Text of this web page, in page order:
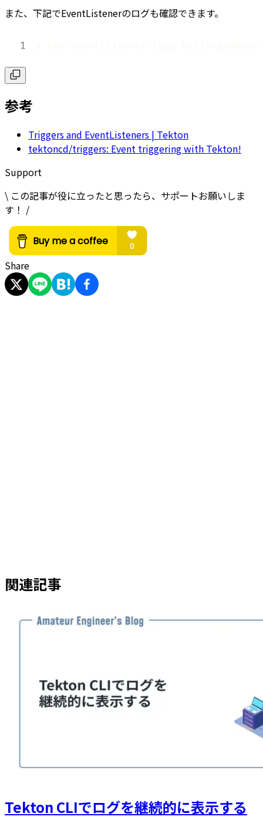
また、下記でEventListenerのログも確認できます。
1
参考
Triggers and EventListeners | Tekton
tektoncd/triggers: Event triggering with Tekton!
Support
\ この記事が役に立ったと思ったら、サポートお願いしま
す！ /
Share
関連記事
Tekton CLIでログを継続的に表示する